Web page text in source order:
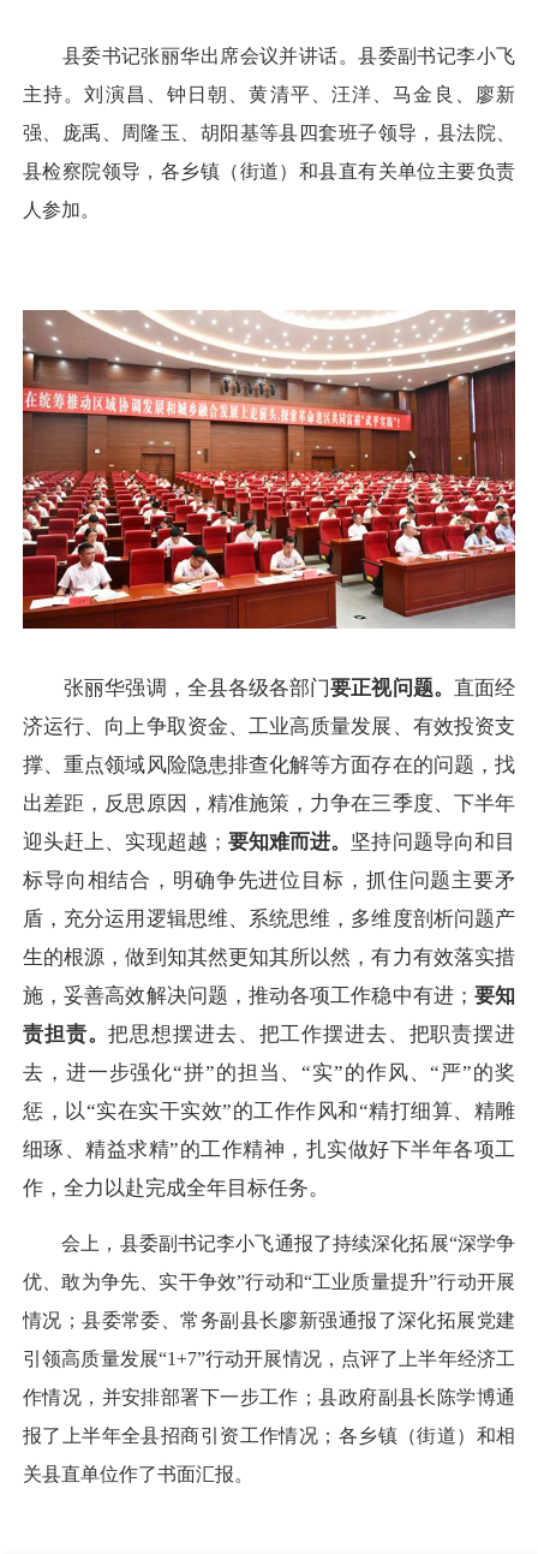
县委书记张丽华出席会议并讲话。县委副书记李小飞
主持。刘演昌、钟日朝、黄清平、汪洋、马金良、廖新
强、庞禹、周隆玉、胡阳基等县四套班子领导，县法院、
县检察院领导，各乡镇（街道）和县直有关单位主要负责
人参加。
张丽华强调，全县各级各部门要正视问题。 直面经
济运行、向上争取资金、工业高质量发展、有效投资支
撑、重点领域风险隐患排查化解等方面存在的问题，找
出差距，反思原因，精准施策，力争在三季度、下半年
迎头赶上、实现超越； 要知难而进。 坚持问题导向和目
标导向相结合，明确争先进位目标，抓住问题主要矛
盾，充分运用逻辑思维、系统思维，多维度剖析问题产
生的根源，做到知其然更知其所以然，有力有效落实措
施，妥善高效解决问题，推动各项工作稳中有进； 要知
责担责。把思想摆进去、把工作摆进去、把职责摆进
去，进一步强化“拼”的担当、“实”的作风、“严”的奖
惩，以“实在实干实效”的工作作风和“精打细算、精雕
细琢、精益求精”的工作精神，扎实做好下半年各项工
作，全力以赴完成全年目标任务。
会上，县委副书记李小飞通报了持续深化拓展“深学争
优、敢为争先、实干争效”行动和“工业质量提升”行动开展
情况；县委常委、常务副县长廖新强通报了深化拓展党建
引领高质量发展“1+7”行动开展情况，点评了上半年经济工
作情况，并安排部署下一步工作；县政府副县长陈学博通
报了上半年全县招商引资工作情况；各乡镇（街道）和相
关县直单位作了书面汇报。